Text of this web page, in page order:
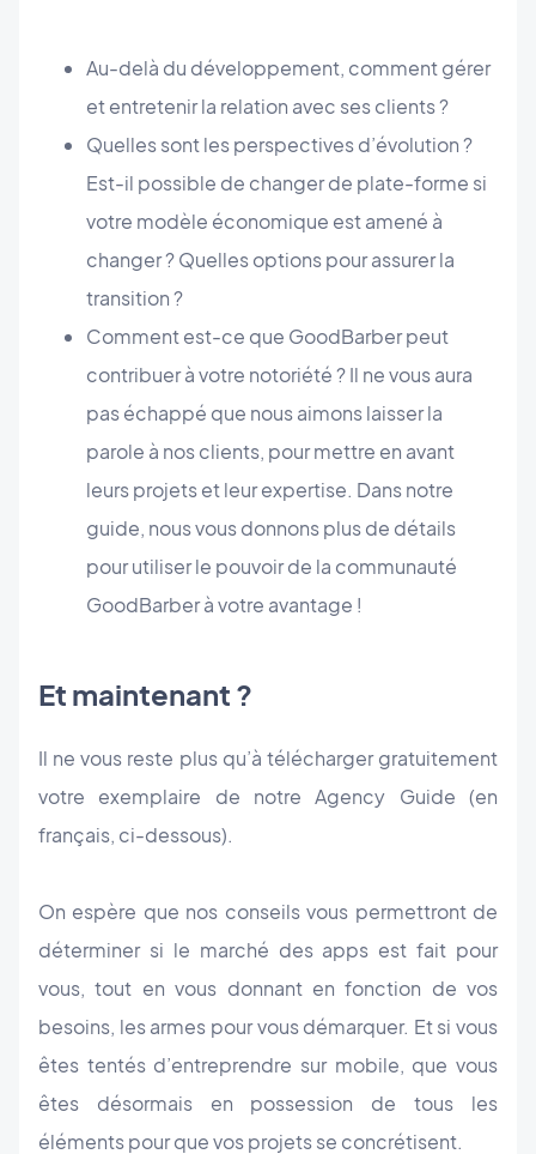
Au-delà du développement, comment gérer
et entretenir la relation avec ses clients ?
Quelles sont les perspectives d’évolution ?
Est-il possible de changer de plate-forme si
votre modèle économique est amené à
changer ? Quelles options pour assurer la
transition ?
Comment est-ce que GoodBarber peut
contribuer à votre notoriété ? Il ne vous aura
pas échappé que nous aimons laisser la
parole à nos clients, pour mettre en avant
leurs projets et leur expertise. Dans notre
guide, nous vous donnons plus de détails
pour utiliser le pouvoir de la communauté
GoodBarber à votre avantage !
Et maintenant ?
Il ne vous reste plus qu’à télécharger gratuitement
votre exemplaire de notre Agency Guide (en
français, ci-dessous).
On espère que nos conseils vous permettront de
déterminer si le marché des apps est fait pour
vous, tout en vous donnant en fonction de vos
besoins, les armes pour vous démarquer. Et si vous
êtes tentés d’entreprendre sur mobile, que vous
êtes désormais en possession de tous les
éléments pour que vos projets se concrétisent.